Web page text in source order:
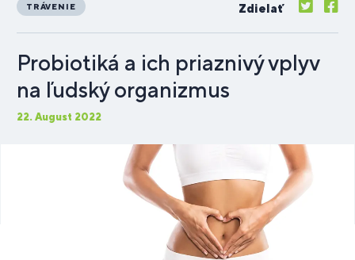
TRÁVENIE Zdielať
Probiotiká a ich priaznivý vplyv
na ľudský organizmus
22. August 2022